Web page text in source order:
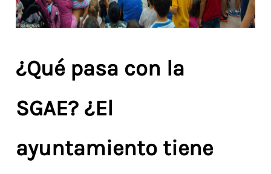
¿Qué pasa con la
SGAE? ¿El
ayuntamiento tiene